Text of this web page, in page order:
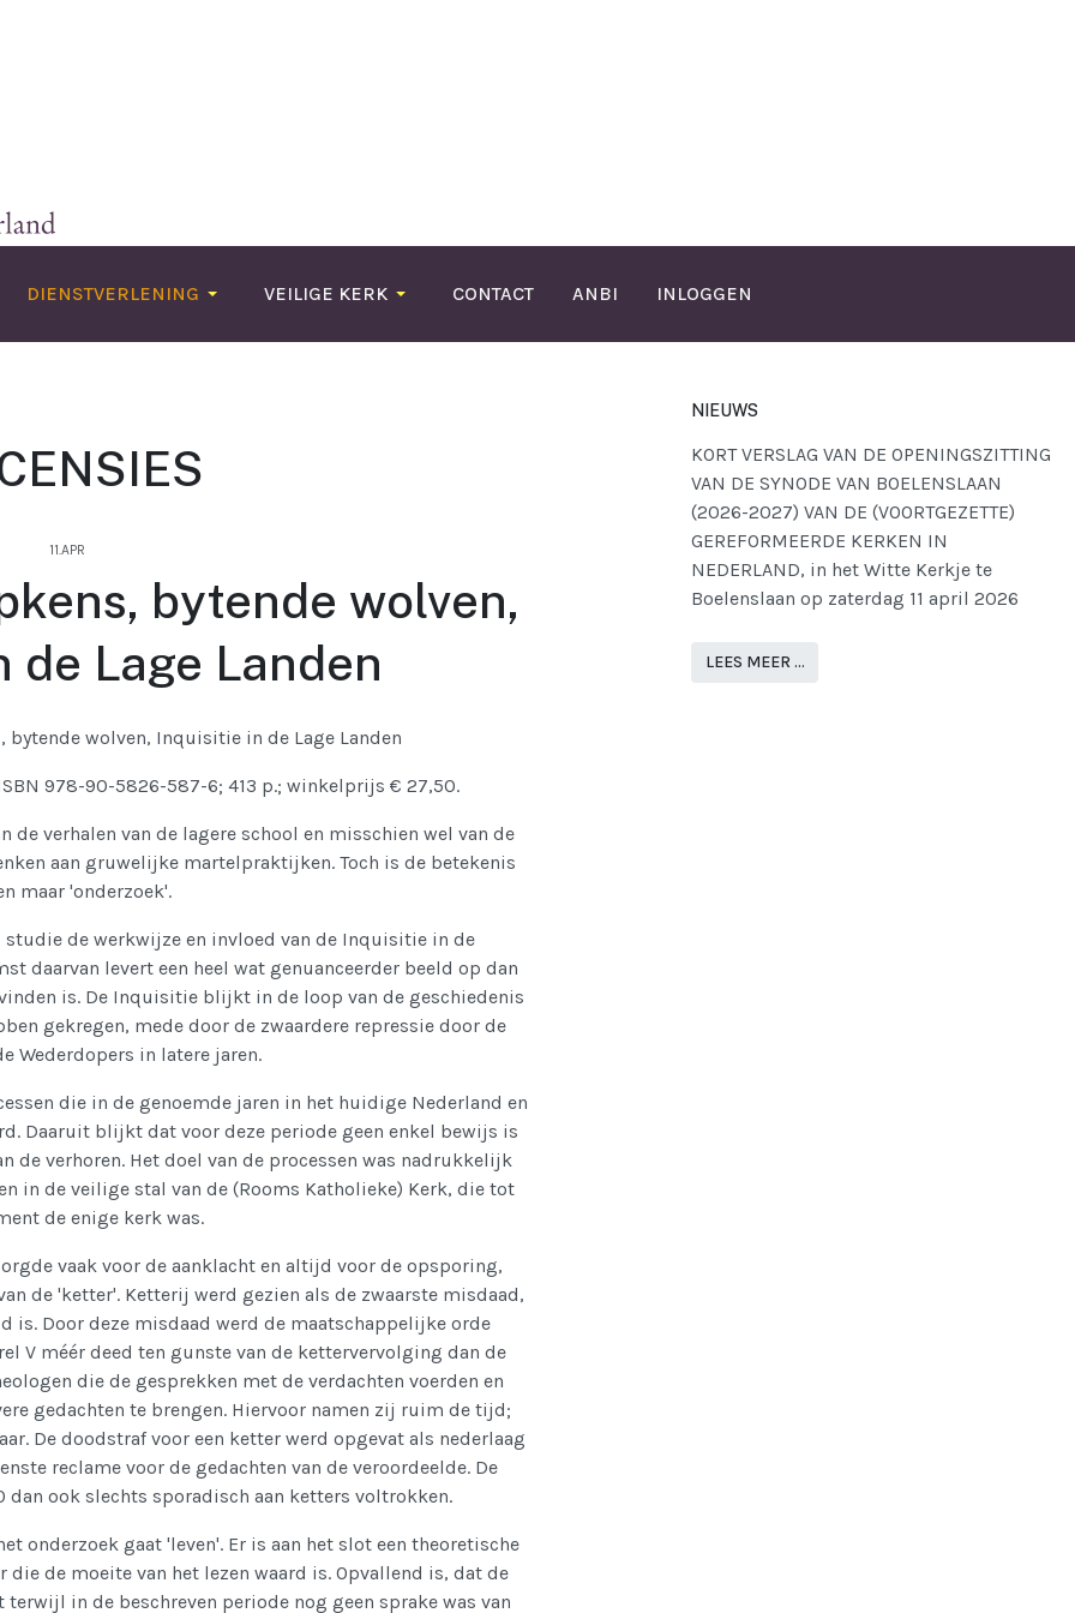
DIENSTVERLENING VEILIGE KERK CONTACT ANBI INLOGGEN
11.APR
bytende wolven,
de Lage Landen
bytende wolven, Inquisitie in de Lage Landen
978-90-5826-587-6; 413 p.; winkelprijs € 27,50.
de verhalen van de lagere school en misschien wel van de
aan gruwelijke martelpraktijken. Toch is de betekenis
maar 'onderzoek'.
de werkwijze en invloed van de Inquisitie in de
daarvan levert een heel wat genuanceerder beeld op dan
is. De Inquisitie blijkt in de loop van de geschiedenis
gekregen, mede door de zwaardere repressie door de
Wederdopers in latere jaren.
die in de genoemde jaren in het huidige Nederland en
Daaruit blijkt dat voor deze periode geen enkel bewijs is
de verhoren. Het doel van de processen was nadrukkelijk
in de veilige stal van de (Rooms Katholieke) Kerk, die tot
de enige kerk was.
vaak voor de aanklacht en altijd voor de opsporing,
de 'ketter'. Ketterij werd gezien als de zwaarste misdaad,
is. Door deze misdaad werd de maatschappelijke orde
V méér deed ten gunste van de kettervervolging dan de
die de gesprekken met de verdachten voerden en
gedachten te brengen. Hiervoor namen zij ruim de tijd;
De doodstraf voor een ketter werd opgevat als nederlaag
reclame voor de gedachten van de veroordeelde. De
dan ook slechts sporadisch aan ketters voltrokken.
onderzoek gaat 'leven'. Er is aan het slot een theoretische
die de moeite van het lezen waard is. Opvallend is, dat de
in de beschreven periode nog geen sprake was van
NIEUWS
KORT VERSLAG VAN DE OPENINGSZITTING
VAN DE SYNODE VAN BOELENSLAAN
(2026-2027) VAN DE (VOORTGEZETTE)
GEREFORMEERDE KERKEN IN
NEDERLAND, in het Witte Kerkje te
Boelenslaan op zaterdag 11 april 2026
LEES MEER …